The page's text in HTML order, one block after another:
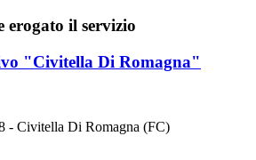
erogato il servizio
"Civitella Di Romagna"
- Civitella Di Romagna (FC)